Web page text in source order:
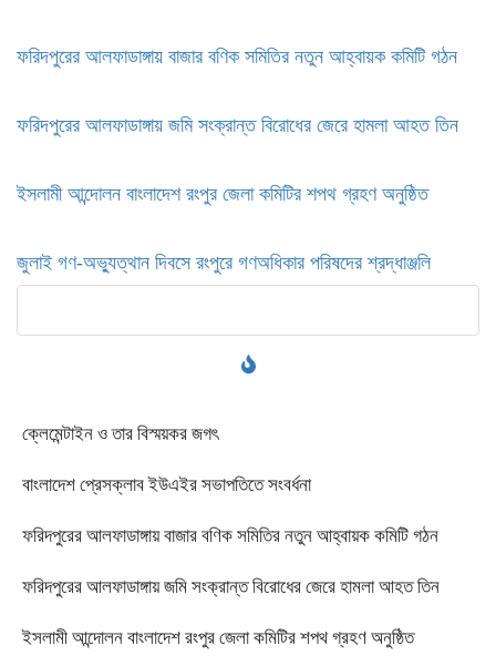
ফরিদপুরের আলফাডাঙ্গায় বাজার বণিক সমিতির নতুন আহ্বায়ক কমিটি গঠন
ফরিদপুরের আলফাডাঙ্গায় জমি সংক্রান্ত বিরোধের জেরে হামলা আহত তিন
ইসলামী আন্দোলন বাংলাদেশ রংপুর জেলা কমিটির শপথ গ্রহণ অনুষ্ঠিত
‎জুলাই গণ-অভ্যুত্থান দিবসে রংপুরে গণঅধিকার পরিষদের শ্রদ্ধাঞ্জলি ‎
ক্লেমেন্টাইন ও তার বিস্ময়কর জগৎ
বাংলাদেশ প্রেসক্লাব ইউএইর সভাপতিতে সংবর্ধনা
ফরিদপুরের আলফাডাঙ্গায় বাজার বণিক সমিতির নতুন আহ্বায়ক কমিটি গঠন
ফরিদপুরের আলফাডাঙ্গায় জমি সংক্রান্ত বিরোধের জেরে হামলা আহত তিন
ইসলামী আন্দোলন বাংলাদেশ রংপুর জেলা কমিটির শপথ গ্রহণ অনুষ্ঠিত